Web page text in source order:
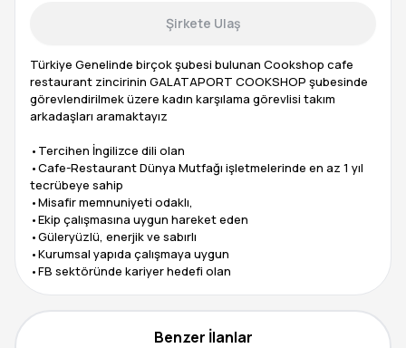
Şirkete Ulaş
Türkiye Genelinde birçok şubesi bulunan Cookshop cafe
restaurant zincirinin GALATAPORT COOKSHOP şubesinde
görevlendirilmek üzere kadın karşılama görevlisi takım
arkadaşları aramaktayız
•Tercihen İngilizce dili olan
•Cafe-Restaurant Dünya Mutfağı işletmelerinde en az 1 yıl
tecrübeye sahip
•Misafir memnuniyeti odaklı,
•Ekip çalışmasına uygun hareket eden
•Güleryüzlü, enerjik ve sabırlı
•Kurumsal yapıda çalışmaya uygun
•FB sektöründe kariyer hedefi olan
Benzer İlanlar